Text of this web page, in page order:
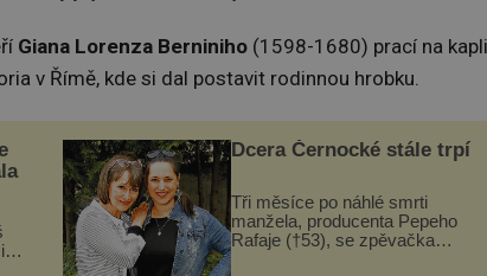
Giana Lorenza Berniniho (1598-1680) prací na kapli
v Římě, kde si dal postavit rodinnou hrobku.
Dcera Černocké stále trpí
Tři měsíce po náhlé smrti
manžela, producenta Pepeho
Rafaje (†53), se zpěvačka